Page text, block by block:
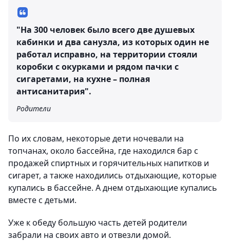
"На 300 человек было всего две душевых
кабинки и два санузла, из которых один не
работал исправно, на территории стояли
коробки с окурками и рядом пачки с
сигаретами, на кухне – полная
антисанитария".
Родители
По их словам, некоторые дети ночевали на
топчанах, около бассейна, где находился бар с
продажей спиртных и горячительных напитков и
сигарет, а также находились отдыхающие, которые
купались в бассейне. А днем отдыхающие купались
вместе с детьми.
Уже к обеду большую часть детей родители
забрали на своих авто и отвезли домой.